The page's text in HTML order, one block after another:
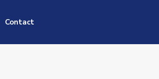
Contact